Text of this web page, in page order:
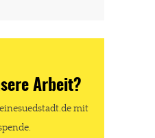
Arbeit?
mit